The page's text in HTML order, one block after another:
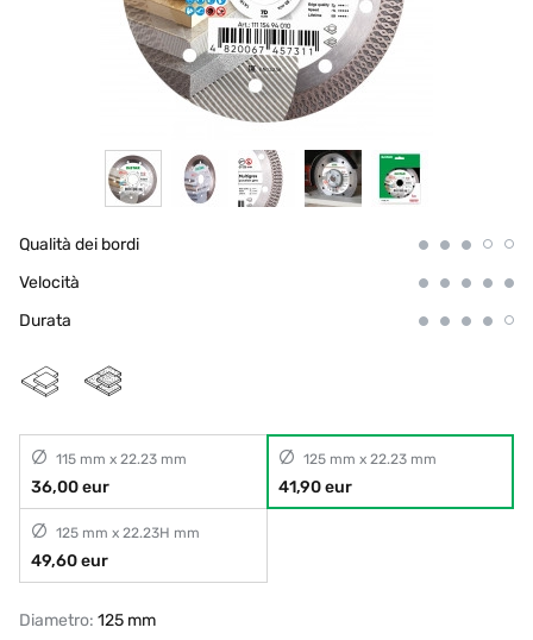
Qualità dei bordi
Velocità
Durata
115 mm x 22.23 mm
36,00 eur
125 mm x 22.23 mm
41,90 eur
125 mm x 22.23H mm
49,60 eur
Diametro: 125 mm